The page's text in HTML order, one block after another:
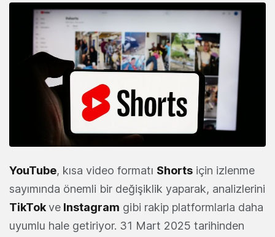
YouTube, kısa video formatı Shorts için izlenme
sayımında önemli bir değişiklik yaparak, analizlerini
TikTokve Instagram gibi rakip platformlarla daha
uyumlu hale getiriyor. 31 Mart 2025 tarihinden